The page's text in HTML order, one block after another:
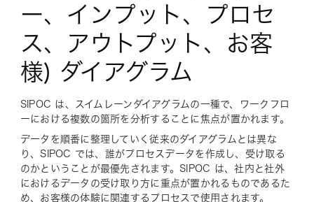
ー、インプット、プロセ
ス、アウトプット、お客
様) ダイアグラム
SIPOC は、スイムレーンダイアグラムの一種で、ワークフロ
ーにおける複数の箇所を分析することに焦点が置かれます。
データを順番に整理していく従来のダイアグラムとは異な
り、SIPOC では、誰がプロセスデータを作成し、受け取る
のかということが最優先されます。SIPOC は、社内と社外
におけるデータの受け取り方に重点が置かれるものであるた
め、お客様の体験に関連するプロセスで使用されます。